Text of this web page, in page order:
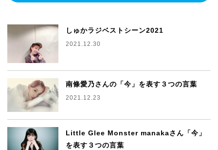
しゅかラジベストシーン2021
2021.12.30
南條愛乃さんの「今」を表す３つの言葉
2021.12.23
Little Glee Monster manakaさん「今」
を表す３つの言葉